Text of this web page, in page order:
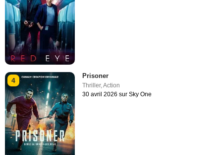
4
Prisoner
Thriller,Action
30 avril 2026 sur Sky One